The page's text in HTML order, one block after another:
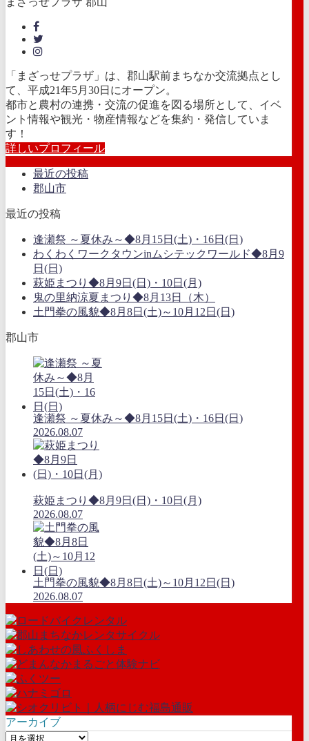
「まざっせプラザ」は、郡山駅前まちなか交流拠点とし
て、平成21年5月30日にオープン。
都市と農村の連携・交流の促進を図る場所として、イベ
ント情報や観光・物産情報などを集約・発信していま
す！
詳しいプロフィール
最近の投稿
郡山市
最近の投稿
逢瀬祭 ～夏休み～◆8月15日(土)・16日(日)
わくわくワークタウンinムシテックワールド◆8月9
日(日)
萩姫まつり◆8月9日(日)・10日(月)
鬼の里納涼夏まつり◆8月13日（木）
土門拳の風貌◆8月8日(土)～10月12日(日)
郡山市
逢瀬祭 ～夏休み～◆8月15日(土)・16日(日)
2026.08.07
萩姫まつり◆8月9日(日)・10日(月)
2026.08.07
土門拳の風貌◆8月8日(土)～10月12日(日)
2026.08.07
アーカイブ
ア